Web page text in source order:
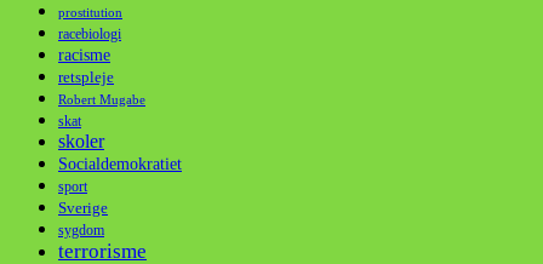
prostitution
racebiologi
racisme
retspleje
Robert Mugabe
skat
skoler
Socialdemokratiet
sport
Sverige
sygdom
terrorisme